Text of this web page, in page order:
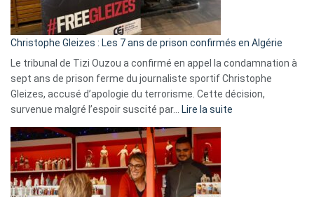
présence
d’Israël
Christophe Gleizes : Les 7 ans de prison confirmés en Algérie
Le tribunal de Tizi Ouzou a confirmé en appel la condamnation à
sept ans de prison ferme du journaliste sportif Christophe
Gleizes, accusé d’apologie du terrorisme. Cette décision,
survenue malgré l’espoir suscité par… Lire la suite